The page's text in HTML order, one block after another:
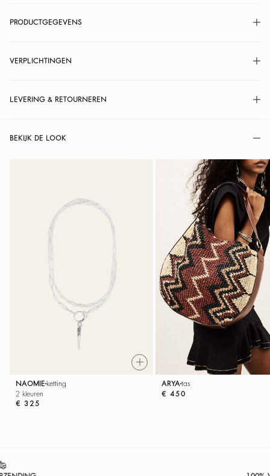
PRODUCTGEGEVENS
VERPLICHTINGEN
LEVERING & RETOURNEREN
BEKIJK DE LOOK
NAOMIE ketting
2 kleuren
€ 325
ARYAtas
€ 450